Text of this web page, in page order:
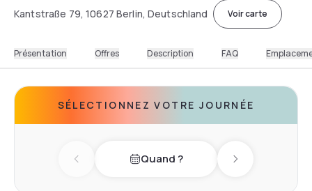
Kantstraße 79, 10627 Berlin, Deutschland Voir carte
Présentation Offres Description FAQ
SÉLECTIONNEZ VOTRE JOURNÉE
Previous dayQuand ? Next day